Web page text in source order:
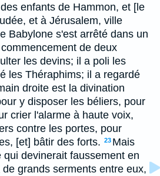
enfants de Hammon, et [le
et à Jérusalem, ville
Babylone s'est arrêté dans un
de deux
les devins; il a poli les
les Théraphims; il a regardé
droite est la divination
y disposer les béliers, pour
crier l'alarme à haute voix,
contre les portes, pour
[et] bâtir des forts. 23 Mais
devinerait faussement en
de grands serments entre eux,